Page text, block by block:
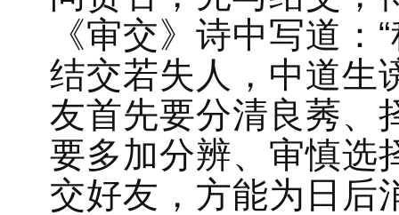
《审交》诗中写道
结交若失人，中道生
友首先要分清良莠、
要多加分辨、审慎选
交好友，方能为日后